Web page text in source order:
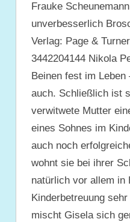
Frauke
unverbesserlich
Verlag: Page &
3442204144 Nikola
Beinen fest im
auch. Schließlich ist
verwitwete Mutter
eines Sohnes im
auch noch
wohnt sie bei ihrer
natürlich vor allem in
Kinderbetreuung
mischt Gisela sich